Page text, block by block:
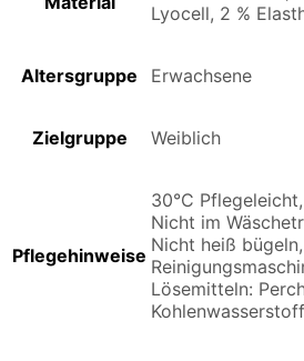
Lyocell, 2 %
Altersgruppe Erwachsene
Zielgruppe Weiblich
Pflegehinweise
30°C
Nicht im
Nicht heiß
Lösemitteln: